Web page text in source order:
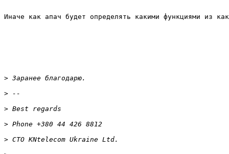
Иначе как апач будет определять какими функциями из
>
>
>
>
>